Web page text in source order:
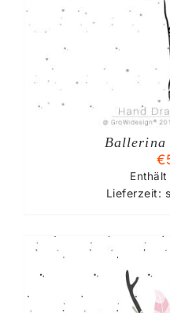
Ballerina
€
Lieferzeit: